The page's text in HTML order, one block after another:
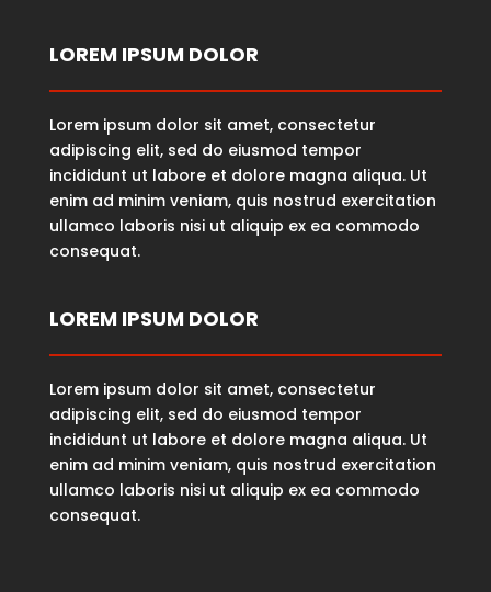
LOREM IPSUM DOLOR
Lorem ipsum dolor sit amet, consectetur
adipiscing elit, sed do eiusmod tempor
incididunt ut labore et dolore magna aliqua. Ut
enim ad minim veniam, quis nostrud exercitation
ullamco laboris nisi ut aliquip ex ea commodo
consequat.
LOREM IPSUM DOLOR
Lorem ipsum dolor sit amet, consectetur
adipiscing elit, sed do eiusmod tempor
incididunt ut labore et dolore magna aliqua. Ut
enim ad minim veniam, quis nostrud exercitation
ullamco laboris nisi ut aliquip ex ea commodo
consequat.